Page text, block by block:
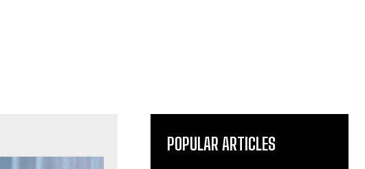
POPULAR ARTICLES